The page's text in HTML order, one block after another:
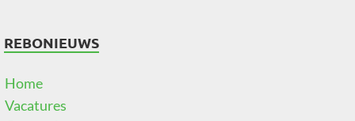
REBONIEUWS
Home
Vacatures